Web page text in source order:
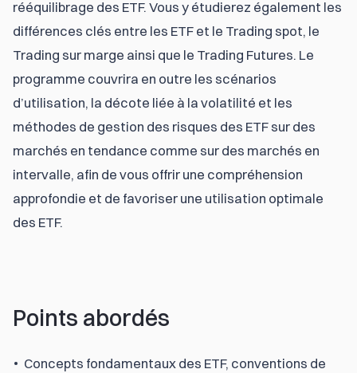
rééquilibrage des ETF. Vous y étudierez également les
différences clés entre les ETF et le Trading spot, le
Trading sur marge ainsi que le Trading Futures. Le
programme couvrira en outre les scénarios
d’utilisation, la décote liée à la volatilité et les
méthodes de gestion des risques des ETF sur des
marchés en tendance comme sur des marchés en
intervalle, afin de vous offrir une compréhension
approfondie et de favoriser une utilisation optimale
des ETF.
Points abordés
Concepts fondamentaux des ETF, conventions de